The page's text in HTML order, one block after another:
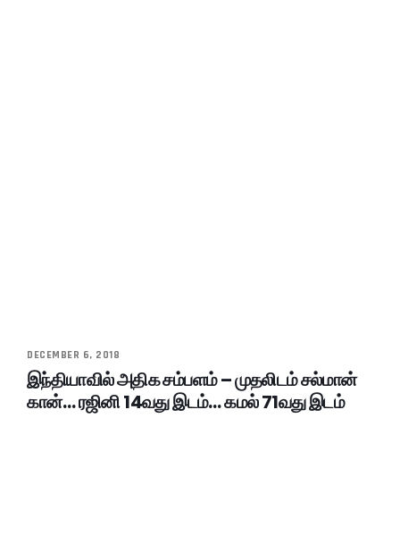
DECEMBER 6, 2018
இந்தியாவில் அதிக சம்பளம் – முதலிடம் சல்மான்
கான்… ரஜினி 14வது இடம்… கமல் 71வது இடம்